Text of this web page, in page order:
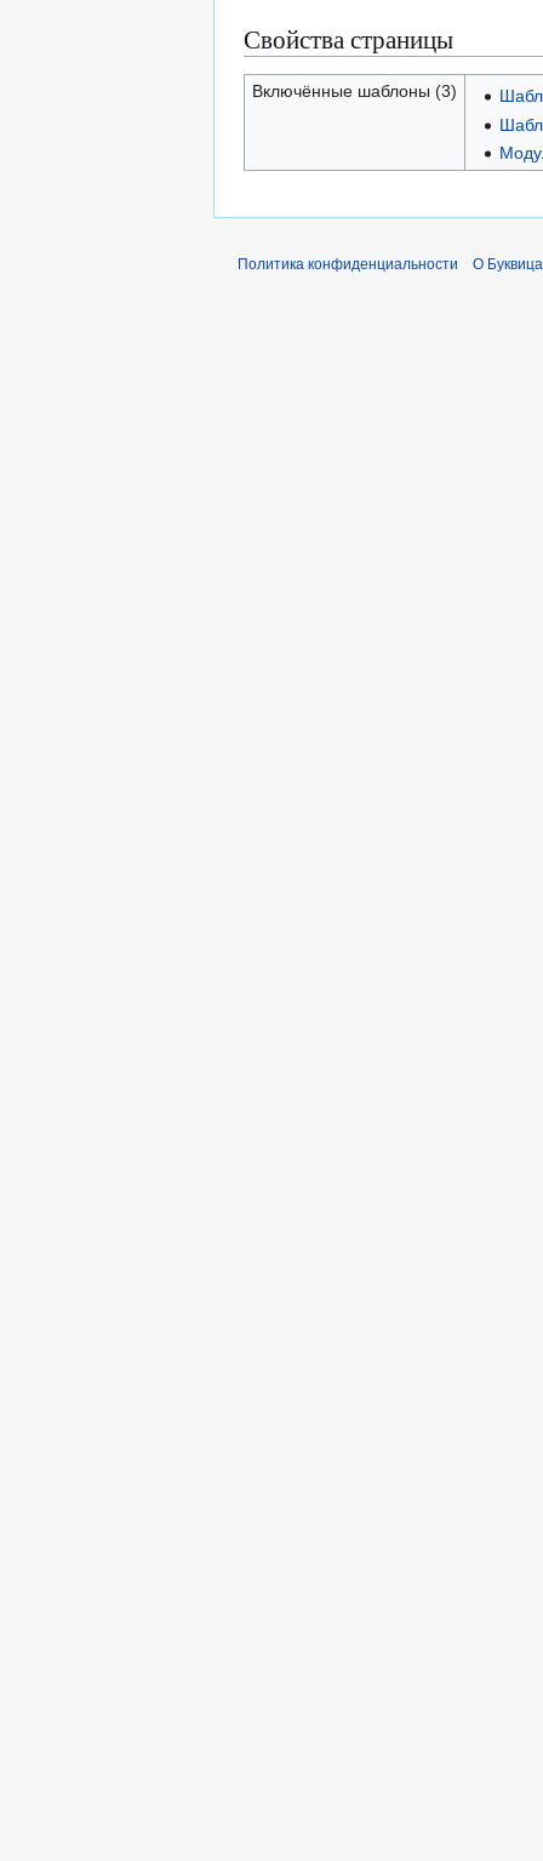
Свойства страницы
Включённые шаблоны (3)
Политика конфиденциальности О Буквица